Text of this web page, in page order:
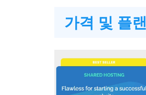
가격 및 플랜